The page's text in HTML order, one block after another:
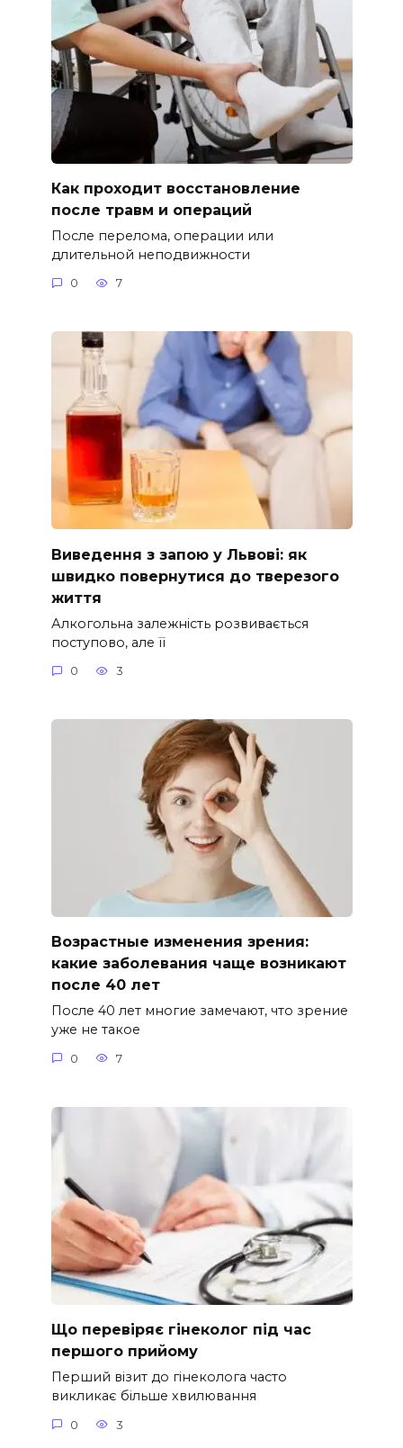
Как проходит восстановление
после травм и операций
После перелома, операции или
длительной неподвижности
0 7
Виведення з запою у Львові: як
швидко повернутися до тверезого
життя
Алкогольна залежність розвивається
поступово, але її
0 3
Возрастные изменения зрения:
какие заболевания чаще возникают
после 40 лет
После 40 лет многие замечают, что зрение
уже не такое
0 7
Що перевіряє гінеколог під час
першого прийому
Перший візит до гінеколога часто
викликає більше хвилювання
0 3